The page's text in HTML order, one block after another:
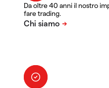
Da oltre 40 anni il nostro
fare trading.